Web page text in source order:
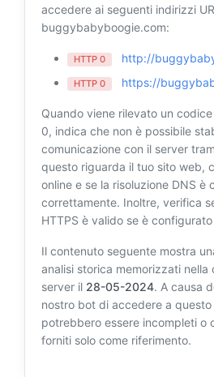
accedere ai seguenti indirizzi
buggybabyboogie.com:
HTTP 0 http://
HTTP 0 https://
Quando viene rilevato un
0, indica che non è possibile
comunicazione con il server
questo riguarda il tuo sito web,
online e se la risoluzione DNS è
correttamente. Inoltre, verifica
HTTPS è valido se è
Il contenuto seguente mostra
analisi storica memorizzati nella
server il 28-05-2024. A causa
nostro bot di accedere a
potrebbero essere incompleti o
forniti solo come riferimento.